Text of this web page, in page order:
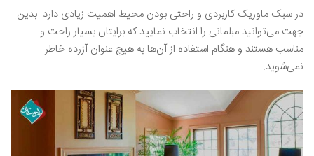
در سبک ماوریک کاربردی و راحتی بودن محیط اهمیت زیادی دارد. بدین
جهت می‌توانید مبلمانی را انتخاب نمایید که برایتان بسیار راحت و
مناسب هستند و هنگام استفاده از آن‌ها به هیچ عنوان آزرده خاطر
نمی‌شوید.